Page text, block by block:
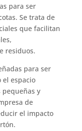
para ser
Se trata de
que facilitan
residuos.
para ser
espacio
y
de
el impacto